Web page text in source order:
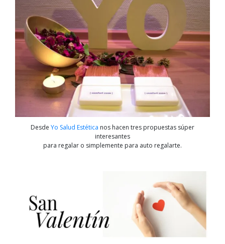
Desde Yo Salud Estética nos hacen tres propuestas súper
interesantes
para regalar o simplemente para auto regalarte.